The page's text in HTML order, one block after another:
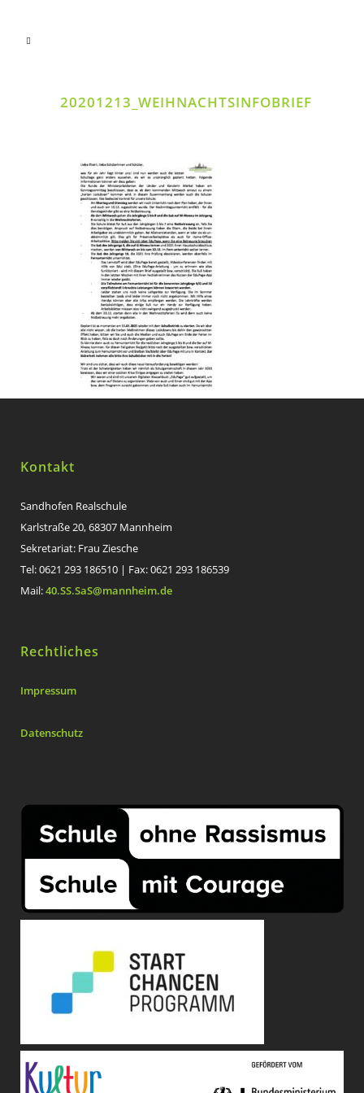
20201213_WEIHNACHTSINFOBRIEF
Kontakt
Sandhofen Realschule
Karlstraße 20, 68307 Mannheim
Sekretariat: Frau Ziesche
Tel: 0621 293 186510 | Fax: 0621 293 186539
Mail:40.SS.SaS@mannheim.de
Rechtliches
Impressum
Datenschutz